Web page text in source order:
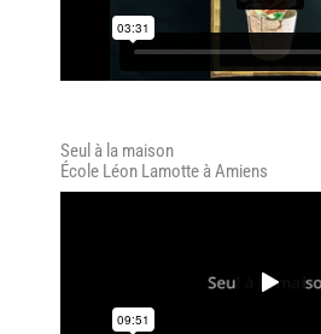
Seul à la maison
École Léon Lamotte à Amiens